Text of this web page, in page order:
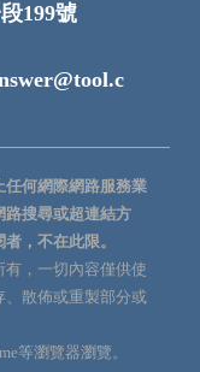
199號
任何網際網路服務業
路搜尋或超連結方
，不在此限。
，一切內容僅供使
、散佈或重製部分或
等瀏覽器瀏覽。